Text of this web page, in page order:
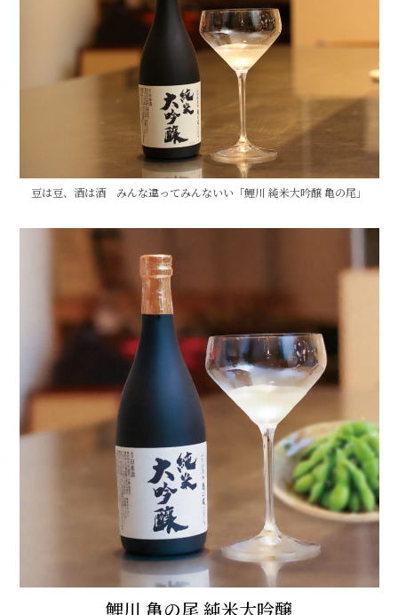
豆は豆、酒は酒 みんな違ってみんないい「鯉川 純米大吟醸 亀の尾」
鯉川 亀の尾 純米大吟醸